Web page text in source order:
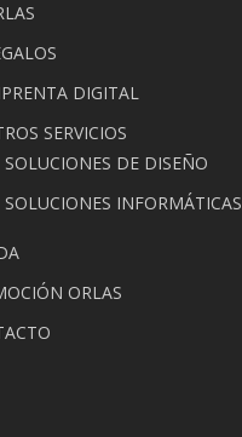
DIGITAL
SERVICIOS
SOLUCIONES DE DISEÑO
SOLUCIONES INFORMÁTICAS
ORLAS